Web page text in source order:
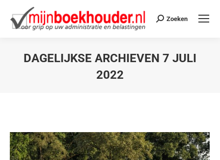
Zoeken
DAGELIJKSE ARCHIEVEN 7 JULI
2022